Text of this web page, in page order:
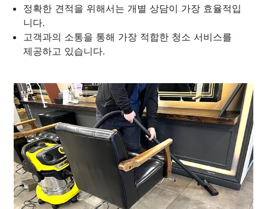
정확한 견적을 위해서는 개별 상담이 가장 효율적입
니다.
고객과의 소통을 통해 가장 적합한 청소 서비스를
제공하고 있습니다.